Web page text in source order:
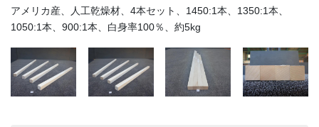
アメリカ産、人工乾燥材、4本セット、1450:1本、1350:1本、
1050:1本、900:1本、白身率100％、約5kg